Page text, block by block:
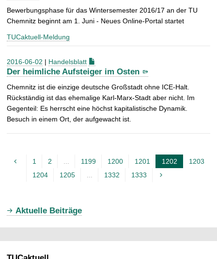
Bewerbungsphase für das Wintersemester 2016/17 an der TU
Chemnitz beginnt am 1. Juni - Neues Online-Portal startet
TUCaktuell-Meldung
2016-06-02 | Handelsblatt
Der heimliche Aufsteiger im Osten
Chemnitz ist die einzige deutsche Großstadt ohne ICE-Halt.
Rückständig ist das ehemalige Karl-Marx-Stadt aber nicht. Im
Gegenteil: Es herrscht eine höchst kapitalistische Dynamik.
Besuch in einem Ort, der aufgewacht ist.
1 2 ... 1199 1200 1201 1202
l
l
1203
1204
1205 ... 1332 1333
Aktuelle Beiträge